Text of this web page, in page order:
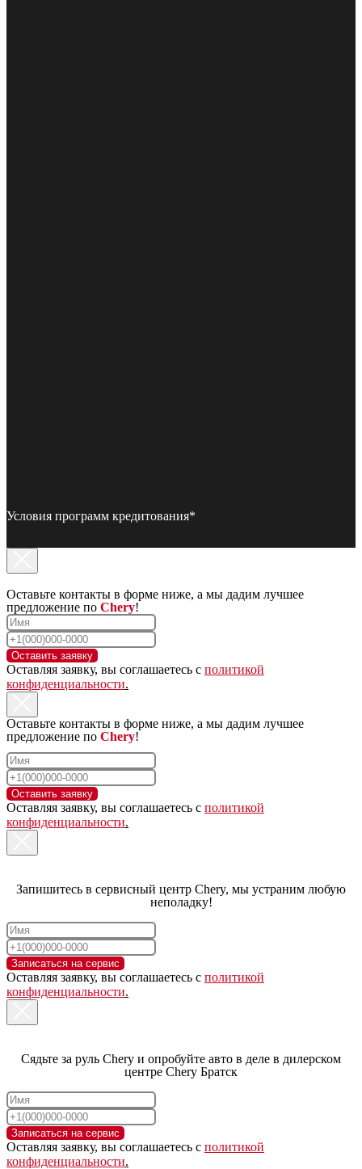
Условия программ кредитования*
Оставьте контакты в форме ниже, а мы дадим лучшее
предложение по Chery!
Оставить заявку
Оставляя заявку, вы соглашаетесь с политикой
конфиденциальности.
Оставьте контакты в форме ниже, а мы дадим лучшее
предложение по Chery!
Оставить заявку
Оставляя заявку, вы соглашаетесь с политикой
конфиденциальности.
Запишитесь в сервисный центр Chery, мы устраним любую
неполадку!
Записаться на сервис
Оставляя заявку, вы соглашаетесь с политикой
конфиденциальности.
Сядьте за руль Chery и опробуйте авто в деле в дилерском
центре Chery Братск
Записаться на сервис
Оставляя заявку, вы соглашаетесь с политикой
конфиденциальности.